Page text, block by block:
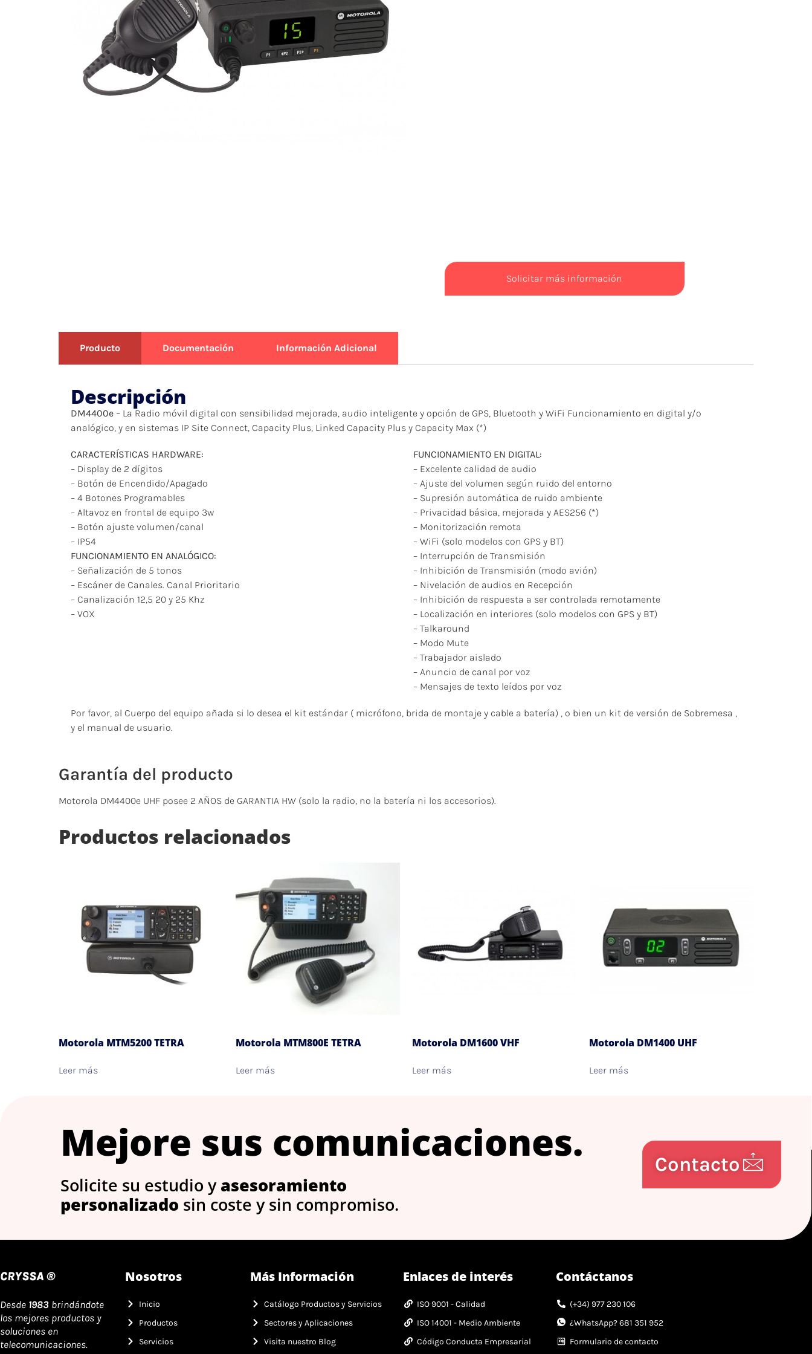
Solicitar más información
Producto Documentación Información Adicional
Descripción
DM4400e – La Radio móvil digital con sensibilidad mejorada, audio inteligente y opción de GPS, Bluetooth y WiFi Funcionamiento en digital y/o
analógico, y en sistemas IP Site Connect, Capacity Plus, Linked Capacity Plus y Capacity Max (*)
CARACTERÍSTICAS HARDWARE:
– Display de 2 dígitos
– Botón de Encendido/Apagado
– 4 Botones Programables
– Altavoz en frontal de equipo 3w
– Botón ajuste volumen/canal
– IP54
FUNCIONAMIENTO EN ANALÓGICO:
– Señalización de 5 tonos
– Escáner de Canales. Canal Prioritario
– Canalización 12,5 20 y 25 Khz
– VOX
FUNCIONAMIENTO EN DIGITAL:
– Excelente calidad de audio
– Ajuste del volumen según ruido del entorno
– Supresión automática de ruido ambiente
– Privacidad básica, mejorada y AES256 (*)
– Monitorización remota
– WiFi (solo modelos con GPS y BT)
– Interrupción de Transmisión
– Inhibición de Transmisión (modo avión)
– Nivelación de audios en Recepción
– Inhibición de respuesta a ser controlada remotamente
– Localización en interiores (solo modelos con GPS y BT)
– Talkaround
– Modo Mute
– Trabajador aislado
– Anuncio de canal por voz
– Mensajes de texto leídos por voz
Por favor, al Cuerpo del equipo añada si lo desea el kit estándar ( micrófono, brida de montaje y cable a batería) , o bien un kit de versión de Sobremesa ,
y el manual de usuario.
Garantía del producto
Motorola DM4400e UHF posee 2 AÑOS de GARANTIA HW (solo la radio, no la batería ni los accesorios).
Productos relacionados
Motorola MTM5200 TETRA
Leer más
Motorola MTM800E TETRA
Leer más
Motorola DM1600 VHF
Leer más
Motorola DM1400 UHF
Leer más
Mejore sus comunicaciones.
Solicite su estudio yasesoramiento
personalizado sin coste y sin compromiso.
Contacto
CRYSSA ®
Desde 1983 brindándote
los mejores productos y
soluciones en
telecomunicaciones.
Nosotros
Inicio
Productos
Servicios
Más Información
Catálogo Productos y Servicios
Sectores y Aplicaciones
Visita nuestro Blog
Enlaces de interés
ISO 9001 - Calidad
ISO 14001 - Medio Ambiente
Código Conducta Empresarial
Contáctanos
(+34) 977 230 106
¿WhatsApp? 681 351 952
Formulario de contacto